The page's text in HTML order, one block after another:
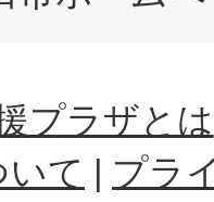
プラザとは
て
プラ